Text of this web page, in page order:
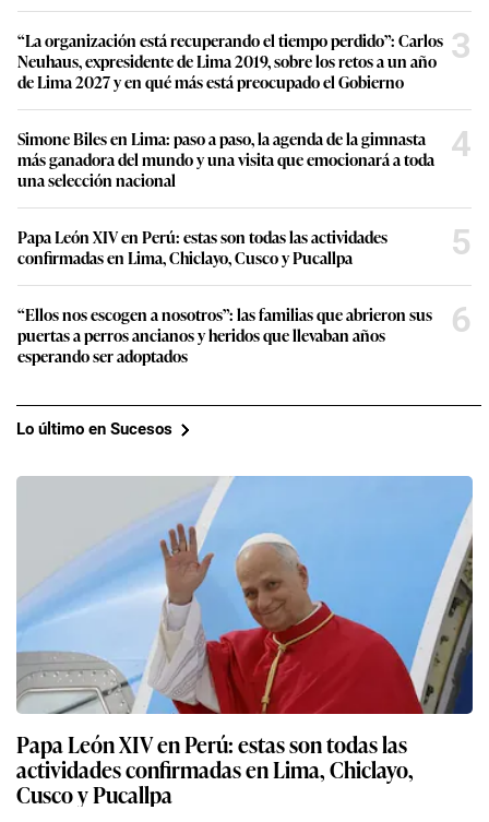
“La organización está recuperando el tiempo perdido”: Carlos
Neuhaus, expresidente de Lima 2019, sobre los retos a un año
de Lima 2027 y en qué más está preocupado el Gobierno
3
Simone Biles en Lima: paso a paso, la agenda de la gimnasta
más ganadora del mundo y una visita que emocionará a toda
una selección nacional
4
Papa León XIV en Perú: estas son todas las actividades
confirmadas en Lima, Chiclayo, Cusco y Pucallpa
5
“Ellos nos escogen a nosotros”: las familias que abrieron sus
puertas a perros ancianos y heridos que llevaban años
esperando ser adoptados
6
Lo último en Sucesos
Papa León XIV en Perú: estas son todas las
actividades confirmadas en Lima, Chiclayo,
Cusco y Pucallpa